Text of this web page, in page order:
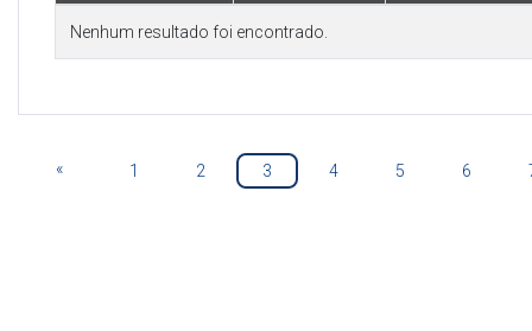
Nenhum resultado foi encontrado.
« 1 2 3 4 5 6